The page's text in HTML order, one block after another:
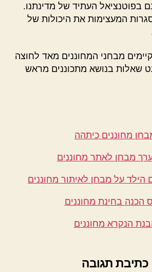
בפוטנציאל העתיד של מדינתנו.
המעצימות את היכולות של
מבחני המחוננים מאד לחוצה
שאלות בנושא מתכוננים מראש
מחוננים כיתהה
מבחן לאתר מחוננים
על מבחן לאיתור מחוננים
הכנה בחינת מחוננים
הנקרא מחוננים
כתיבת תגובה